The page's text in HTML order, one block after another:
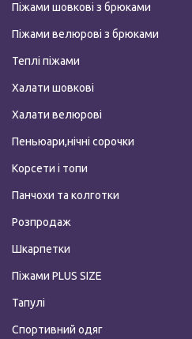
Піжами шовкові з брюками
Піжами велюрові з брюками
Теплі піжами
Халати шовкові
Халати велюрові
Пеньюари,нічні сорочки
Корсети і топи
Панчохи та колготки
Розпродаж
Шкарпетки
Піжами PLUS SIZE
Тапулі
Спортивний одяг